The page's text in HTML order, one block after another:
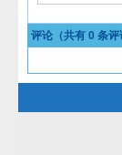
评论（共有 0 条评